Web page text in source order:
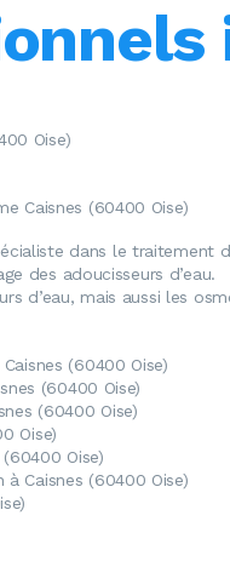
Oise)
Caisnes (60400 Oise)
dans le traitement
des adoucisseurs d’eau.
d’eau, mais aussi les
(60400 Oise)
(60400 Oise)
(60400 Oise)
Oise)
Oise)
Caisnes (60400 Oise)